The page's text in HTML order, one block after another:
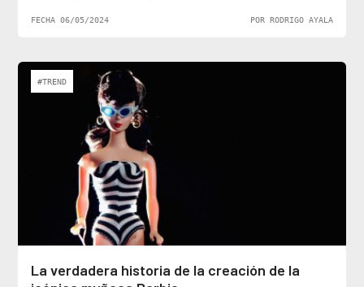
FECHA 06/05/2024 POR RODRIGO AYALA
#TREND
La verdadera historia de la creación de la